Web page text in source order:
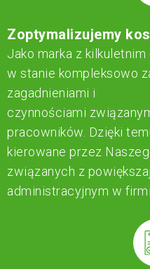
Zoptymalizujemy
Jako marka z
w stanie kompleksowo
zagadnieniami i
czynnościami
pracowników. Dzięki
kierowane przez
związanych z
administracyjnym w